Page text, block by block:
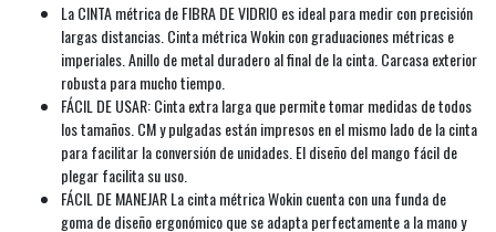
La CINTA métrica de FIBRA DE VIDRIO es ideal para medir con precisión
largas distancias. Cinta métrica Wokin con graduaciones métricas e
imperiales. Anillo de metal duradero al final de la cinta. Carcasa exterior
robusta para mucho tiempo.
FÁCIL DE USAR: Cinta extra larga que permite tomar medidas de todos
los tamaños. CM y pulgadas están impresos en el mismo lado de la cinta
para facilitar la conversión de unidades. El diseño del mango fácil de
plegar facilita su uso.
FÁCIL DE MANEJAR La cinta métrica Wokin cuenta con una funda de
goma de diseño ergonómico que se adapta perfectamente a la mano y